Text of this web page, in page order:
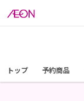
トップ 予約商品